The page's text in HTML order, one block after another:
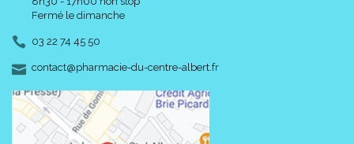
Fermé le dimanche
03 22 74 45 50
contact-
@-
pharmacie-du-centre-albert.fr